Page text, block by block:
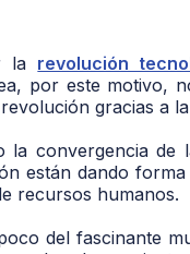
la revolución
por este motivo,
gracias a
convergencia de
están dando
recursos humanos.
del fascinante